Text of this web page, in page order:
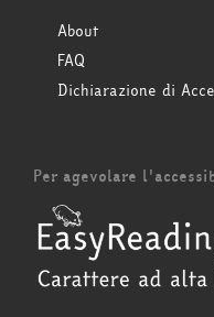
About
FAQ
Dichiarazione di
Per agevolare